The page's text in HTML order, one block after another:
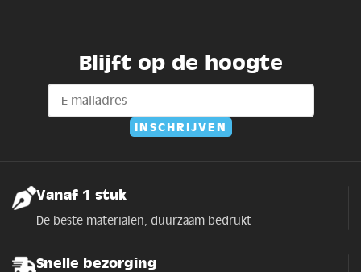
Blijft op de hoogte
Vanaf 1 stuk
De beste materialen, duurzaam bedrukt
Snelle bezorging